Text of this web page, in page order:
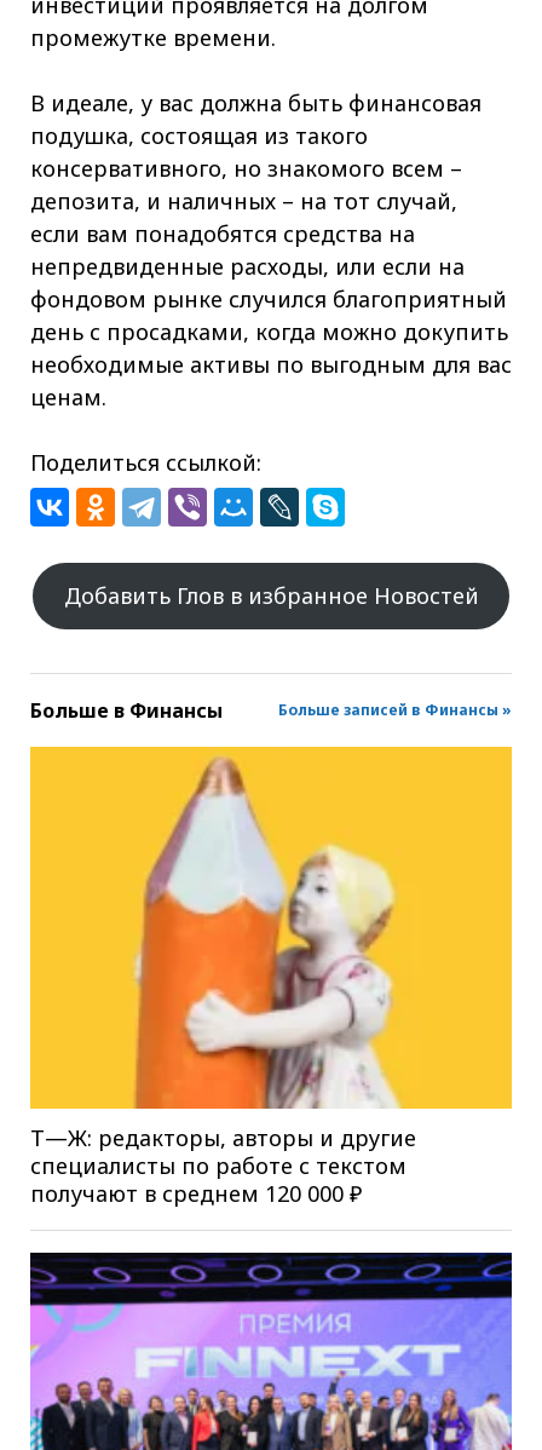
промежутке времени.
В идеале, у вас должна быть финансовая
подушка, состоящая из такого
консервативного, но знакомого всем –
депозита, и наличных – на тот случай,
если вам понадобятся средства на
непредвиденные расходы, или если на
фондовом рынке случился благоприятный
день с просадками, когда можно докупить
необходимые активы по выгодным для вас
ценам.
Поделиться ссылкой:
Добавить Глов в избранное Новостей
Больше в Финансы Больше записей в Финансы »
Т—Ж: редакторы, авторы и другие
специалисты по работе с текстом
получают в среднем 120 000 ₽